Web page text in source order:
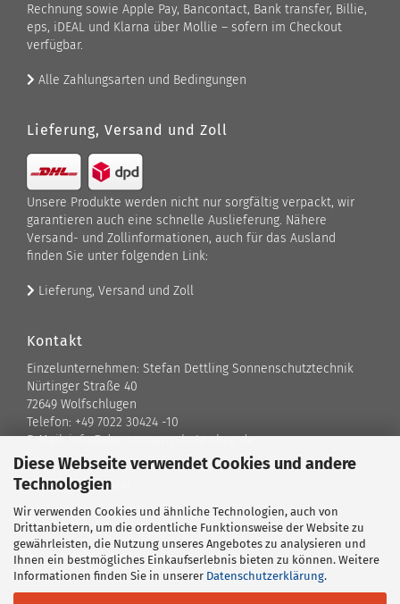
Diese Webseite verwendet Cookies und andere
Technologien
Wir verwenden Cookies und ähnliche Technologien, auch von
Drittanbietern, um die ordentliche Funktionsweise der Website zu
gewährleisten, die Nutzung unseres Angebotes zu analysieren und
Ihnen ein bestmögliches Einkaufserlebnis bieten zu können. Weitere
Informationen finden Sie in unserer Datenschutzerklärung.
Rechnung sowie Apple Pay, Bancontact, Bank transfer, Billie,
eps, iDEAL und Klarna über Mollie – sofern im Checkout
verfügbar.
Alle Zahlungsarten und Bedingungen
Lieferung, Versand und Zoll
Unsere Produkte werden nicht nur sorgfältig verpackt, wir
garantieren auch eine schnelle Auslieferung. Nähere
Versand- und Zollinformationen, auch für das Ausland
finden Sie unter folgenden Link:
Lieferung, Versand und Zoll
Kontakt
Einzelunternehmen: Stefan Dettling Sonnenschutztechnik
Nürtinger Straße 40
72649 Wolfschlugen
Telefon: +49 7022 30424 -10
E-Mail: info@der-sonnenschutz-shop.de
Kontaktformular
Standort
Ansprechpartner